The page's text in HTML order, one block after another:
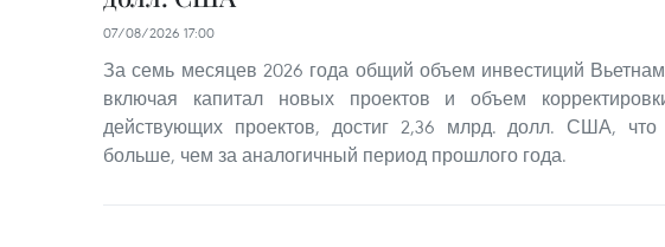
07/08/2026 17:00
За семь месяцев 2026 года общий объем инвестиций
включая капитал новых проектов и объем
действующих проектов, достиг 2,36 млрд. долл. США,
больше, чем за аналогичный период прошлого года.